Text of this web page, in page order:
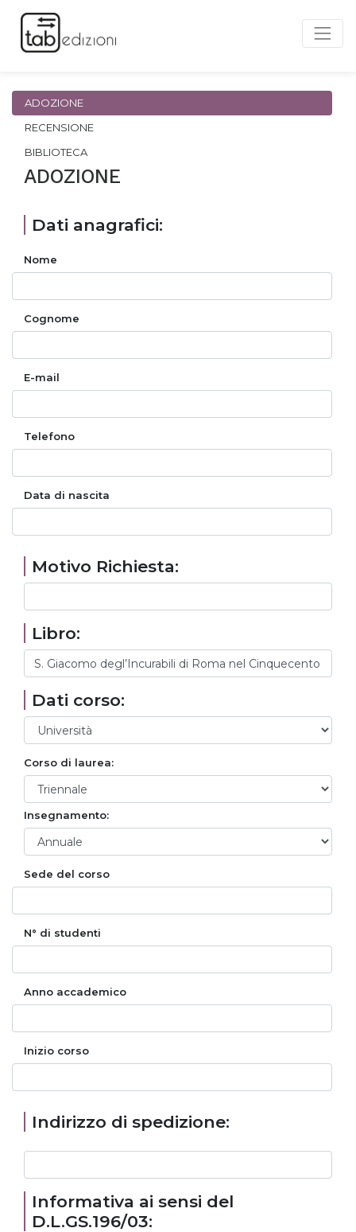
ADOZIONE
RECENSIONE
BIBLIOTECA
ADOZIONE
Dati anagrafici:
Nome
Cognome
E-mail
Telefono
Data di nascita
Motivo Richiesta:
Libro:
Dati corso:
Corso di laurea:
Insegnamento:
Sede del corso
N° di studenti
Anno accademico
Inizio corso
Indirizzo di spedizione:
Informativa ai sensi del
D.L.GS.196/03: